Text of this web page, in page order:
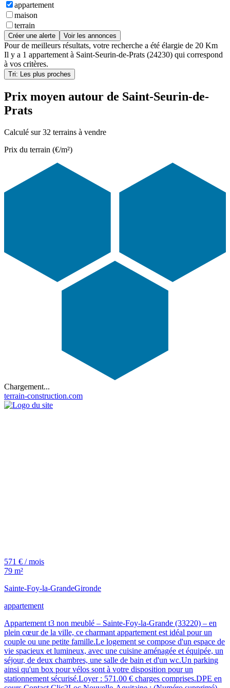
appartement
maison
terrain
Créer une alerte Voir les annonces
Pour de meilleurs résultats, votre recherche a été élargie de 20 Km
Il y a 1 appartement à Saint-Seurin-de-Prats (24230) qui correspond
à vos critères.
Tri: Les plus proches
Prix moyen autour de Saint-Seurin-de-
Prats
Calculé sur 32 terrains à vendre
Prix du terrain (€/m²)
Chargement...
terrain-construction.com
571 € / mois
79 m²
Sainte-Foy-la-GrandeGironde
appartement
Appartement t3 non meublé – Sainte-Foy-la-Grande (33220) – en
plein cœur de la ville, ce charmant appartement est idéal pour un
couple ou une petite famille.Le logement se compose d'un espace de
vie spacieux et lumineux, avec une cuisine aménagée et équipée, un
séjour, de deux chambres, une salle de bain et d'un wc.Un parking
ainsi qu'un box pour vélos sont à votre disposition pour un
stationnement sécurisé.Loyer : 571.00 € charges comprises.DPE en